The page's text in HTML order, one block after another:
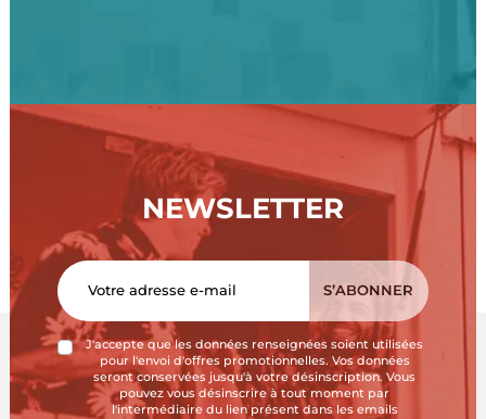
NEWSLETTER
J'accepte que les données renseignées soient utilisées
pour l'envoi d'offres promotionnelles. Vos données
seront conservées jusqu'à votre désinscription. Vous
pouvez vous désinscrire à tout moment par
l'intermédiaire du lien présent dans les emails